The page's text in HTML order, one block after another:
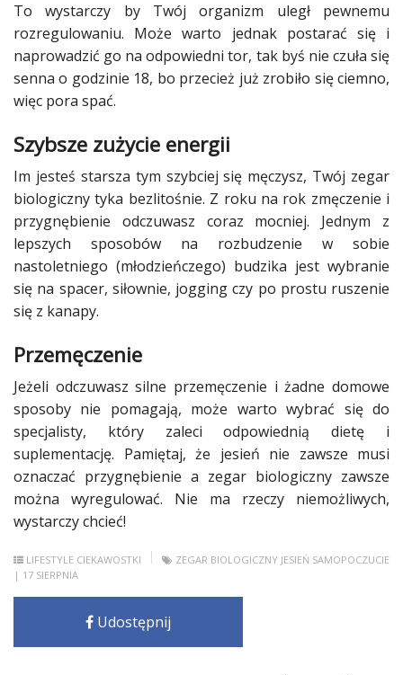
Dodaj
galerię
Dodaj
artykuł
To wystarczy by Twój organizm uległ pewnemu
rozregulowaniu. Może warto jednak postarać się i
naprowadzić go na odpowiedni tor, tak byś nie czuła się
senna o godzinie 18, bo przecież już zrobiło się ciemno,
więc pora spać.
Szybsze zużycie energii
Im jesteś starsza tym szybciej się męczysz, Twój zegar
biologiczny tyka bezlitośnie. Z roku na rok zmęczenie i
przygnębienie odczuwasz coraz mocniej. Jednym z
lepszych sposobów na rozbudzenie w sobie
nastoletniego (młodzieńczego) budzika jest wybranie
się na spacer, siłownie, jogging czy po prostu ruszenie
się z kanapy.
Przemęczenie
Jeżeli odczuwasz silne przemęczenie i żadne domowe
sposoby nie pomagają, może warto wybrać się do
specjalisty, który zaleci odpowiedniądietę i
suplementację. Pamiętaj, że jesień nie zawsze musi
oznaczać przygnębienie a zegar biologiczny zawsze
można wyregulować. Nie ma rzeczy niemożliwych,
wystarczy chcieć!
LIFESTYLE CIEKAWOSTKI ZEGAR BIOLOGICZNY JESIEŃ SAMOPOCZUCIE
| 17 SIERPNIA
Udostępnij